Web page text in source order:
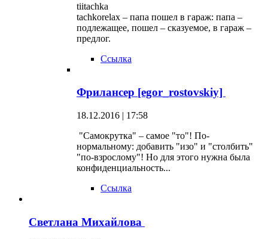
tiitachka
tachkorelax – папа пошел в гараж: папа –
подлежащее, пошел – сказуемое, в гараж –
предлог.
Ссылка
Фрилансер [egor_rostovskiy]
18.12.2016 | 17:58
"Самокрутка" – самое "то"! По-
нормальному: добавить "изо" и "столбить"
"по-взрослому"! Но для этого нужна была
конфиденциальность...
Ссылка
Светлана Михайлова